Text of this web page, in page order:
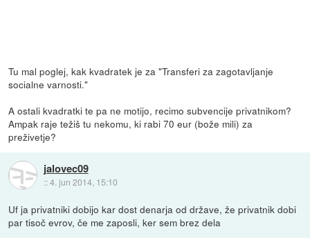
Tu mal poglej, kak kvadratek je za "Transferi za zagotavljanje
socialne varnosti."
A ostali kvadratki te pa ne motijo, recimo subvencije privatnikom?
Ampak raje težiš tu nekomu, ki rabi 70 eur (bože mili) za
preživetje?
jalovec09
::4. jun 2014, 15:10
Uf ja privatniki dobijo kar dost denarja od države, že privatnik dobi
par tisoč evrov, če me zaposli, ker sem brez dela